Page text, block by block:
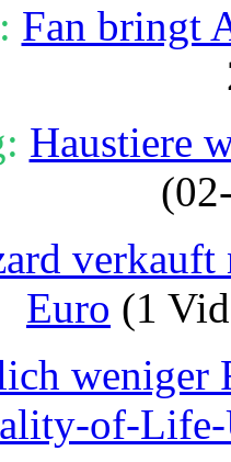
Fan bringt
Haustiere
verkauft
Euro (1
weniger
of-Life-